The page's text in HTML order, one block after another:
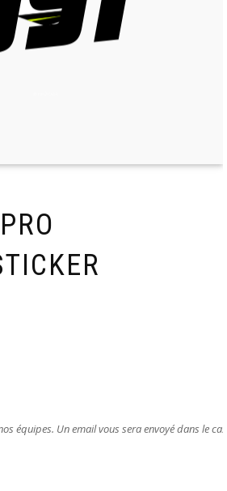
équipes. Un email vous sera envoyé dans le